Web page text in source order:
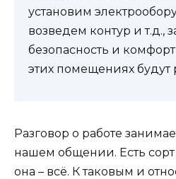
установим
возведем контур и т.д.,
безопасность и
этих помещениях будут
Разговор о работе
нашем общении. Есть
она – всё. К таковым и